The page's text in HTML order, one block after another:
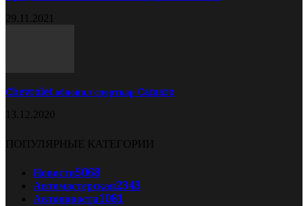
29.11.2021
Chevrolet обновил спорткар Camaro
13.12.2020
ПОПУЛЯРНЫЕ КАТЕГОРИИ
Новости5068
Автомастерская2343
Автоновости1081